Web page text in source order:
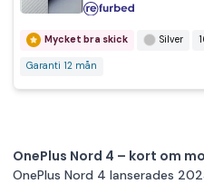
Mycket bra skick Silver
Garanti 12 mån
OnePlus Nord 4 – kort om
OnePlus Nord 4 lanserades